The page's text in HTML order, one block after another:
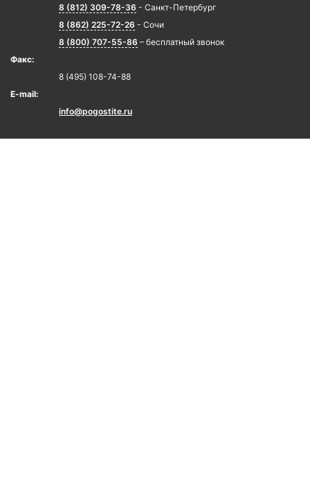
8 (812) 309-78-36 - Санкт-Петербург
8 (862) 225-72-26 - Сочи
8 (800) 707-55-86 – бесплатный звонок
Факс:
8 (495) 108-74-88
E-mail:
info@pogostite.ru